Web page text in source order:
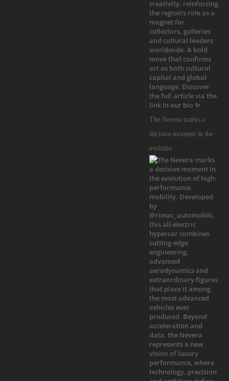
The Nevera marks a
decisive moment in the
evolutio